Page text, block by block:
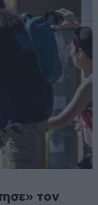
τον